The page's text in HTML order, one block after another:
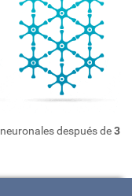
después de3